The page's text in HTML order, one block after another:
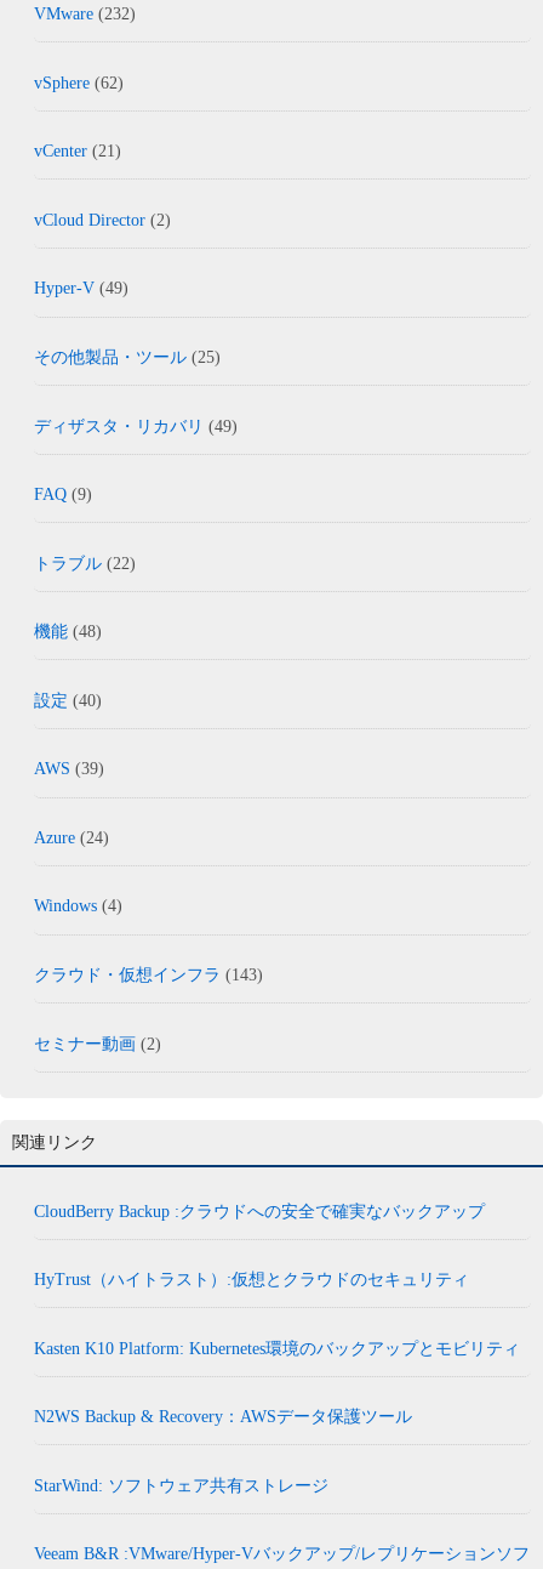
VMware (232)
vSphere (62)
vCenter (21)
vCloud Director (2)
Hyper-V (49)
その他製品・ツール (25)
ディザスタ・リカバリ (49)
FAQ (9)
トラブル (22)
機能 (48)
設定 (40)
AWS (39)
Azure (24)
Windows (4)
クラウド・仮想インフラ (143)
セミナー動画 (2)
関連リンク
CloudBerry Backup :クラウドへの安全で確実なバックアップ
HyTrust（ハイトラスト）:仮想とクラウドのセキュリティ
Kasten K10 Platform: Kubernetes環境のバックアップとモビリティ
N2WS Backup & Recovery：AWSデータ保護ツール
StarWind: ソフトウェア共有ストレージ
Veeam B&R :VMware/Hyper-Vバックアップ/レプリケーションソフ